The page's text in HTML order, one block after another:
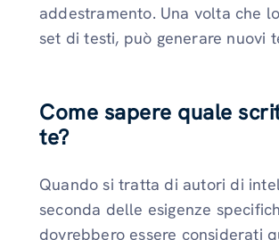
addestramento. Una volta che
set di testi, può generare nuovi
Come sapere quale
te?
Quando si tratta di autori di
seconda delle esigenze
dovrebbero essere considerati